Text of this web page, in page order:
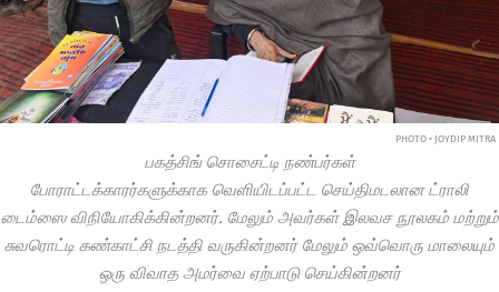
PHOTO • JOYDIP MITRA
பகத்சிங் சொசைட்டி நண்பர்கள்
போராட்டக்காரர்களுக்காக வெளியிடப்பட்ட செய்திமடலான ட்ராலி
டைம்ஸை விநியோகிக்கின்றனர். மேலும் அவர்கள் இலவச நூலகம் மற்றும்
சுவரொட்டி கண்காட்சி நடத்தி வருகின்றனர் மேலும் ஒவ்வொரு மாலையும்
ஒரு விவாத அமர்வை ஏற்பாடு செய்கின்றனர்